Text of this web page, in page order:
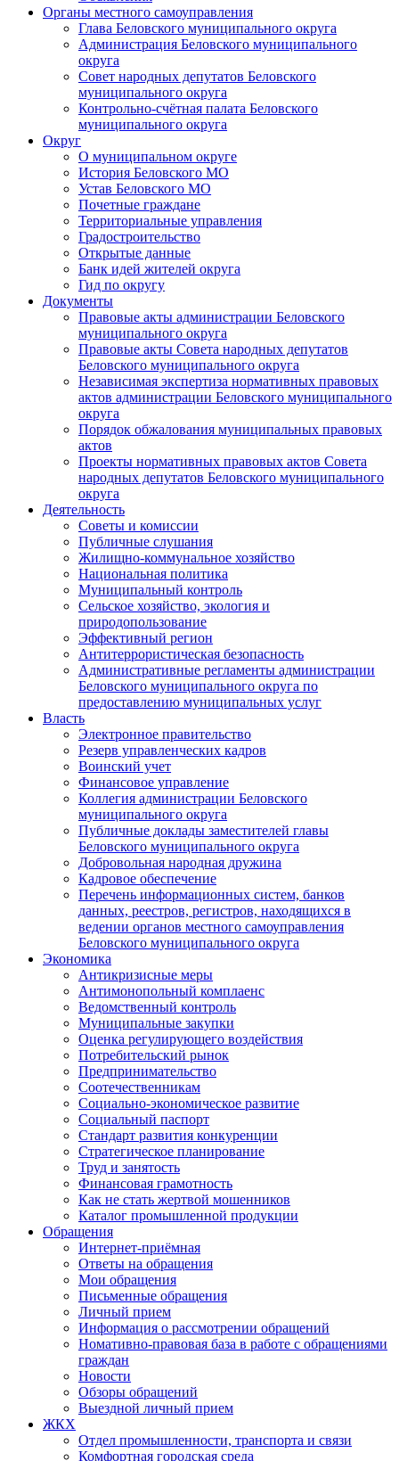
Органы местного самоуправления
Глава Беловского муниципального округа
Администрация Беловского муниципального
округа
Совет народных депутатов Беловского
муниципального округа
Контрольно-счётная палата Беловского
муниципального округа
Округ
О муниципальном округе
История Беловского МО
Устав Беловского МО
Почетные граждане
Территориальные управления
Градостроительство
Открытые данные
Банк идей жителей округа
Гид по округу
Документы
Правовые акты администрации Беловского
муниципального округа
Правовые акты Совета народных депутатов
Беловского муниципального округа
Независимая экспертиза нормативных правовых
актов администрации Беловского муниципального
округа
Порядок обжалования муниципальных правовых
актов
Проекты нормативных правовых актов Совета
народных депутатов Беловского муниципального
округа
Деятельность
Советы и комиссии
Публичные слушания
Жилищно-коммунальное хозяйство
Национальная политика
Муниципальный контроль
Сельское хозяйство, экология и
природопользование
Эффективный регион
Антитеррористическая безопасность
Административные регламенты администрации
Беловского муниципального округа по
предоставлению муниципальных услуг
Власть
Электронное правительство
Резерв управленческих кадров
Воинский учет
Финансовое управление
Коллегия администрации Беловского
муниципального округа
Публичные доклады заместителей главы
Беловского муниципального округа
Добровольная народная дружина
Кадровое обеспечение
Перечень информационных систем, банков
данных, реестров, регистров, находящихся в
ведении органов местного самоуправления
Беловского муниципального округа
Экономика
Антикризисные меры
Антимонопольный комплаенс
Ведомственный контроль
Муниципальные закупки
Оценка регулирующего воздействия
Потребительский рынок
Предпринимательство
Соотечественникам
Социально-экономическое развитие
Социальный паспорт
Стандарт развития конкуренции
Стратегическое планирование
Труд и занятость
Финансовая грамотность
Как не стать жертвой мошенников
Каталог промышленной продукции
Обращения
Интернет-приёмная
Ответы на обращения
Мои обращения
Письменные обращения
Личный прием
Информация о рассмотрении обращений
Номативно-правовая база в работе с обращениями
граждан
Новости
Обзоры обращений
Выездной личный прием
ЖКХ
Отдел промышленности, транспорта и связи
Комфортная городская среда